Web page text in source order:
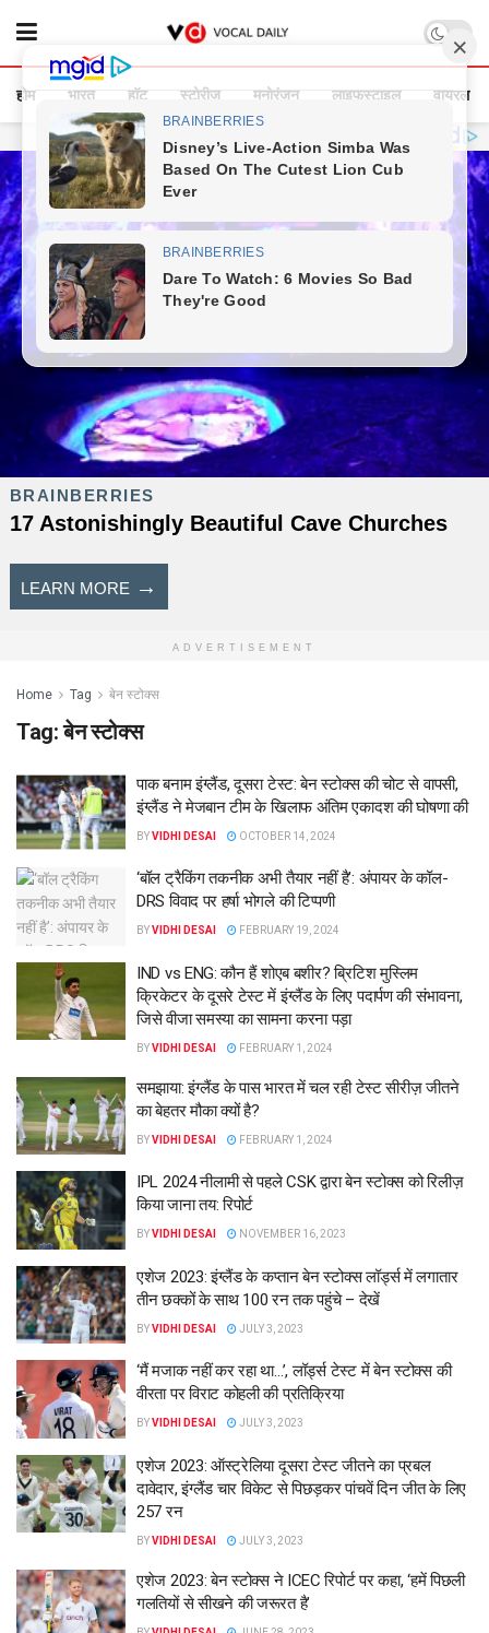
होम भारत हॉट स्टोरीज मनोरंजन लाइफस्टाइल वायरल
ADVERTISEMENT
Home Tag बेन स्टोक्स
Tag:बेन स्टोक्स
पाक बनाम इंग्लैंड, दूसरा टेस्ट: बेन स्टोक्स की चोट से वापसी,
इंग्लैंड ने मेजबान टीम के खिलाफ अंतिम एकादश की घोषणा की
BYVIDHI DESAI OCTOBER 14, 2024
‘बॉल ट्रैकिंग तकनीक अभी तैयार नहीं है’: अंपायर के कॉल-
DRS विवाद पर हर्षा भोगले की टिप्पणी
BYVIDHI DESAI FEBRUARY 19, 2024
IND vs ENG: कौन हैं शोएब बशीर? ब्रिटिश मुस्लिम
क्रिकेटर के दूसरे टेस्ट में इंग्लैंड के लिए पदार्पण की संभावना,
जिसे वीजा समस्या का सामना करना पड़ा
BYVIDHI DESAI FEBRUARY 1, 2024
समझाया: इंग्लैंड के पास भारत में चल रही टेस्ट सीरीज़ जीतने
का बेहतर मौका क्यों है?
BYVIDHI DESAI FEBRUARY 1, 2024
IPL 2024 नीलामी से पहले CSK द्वारा बेन स्टोक्स को रिलीज़
किया जाना तय: रिपोर्ट
BYVIDHI DESAI NOVEMBER 16, 2023
एशेज 2023: इंग्लैंड के कप्तान बेन स्टोक्स लॉर्ड्स में लगातार
तीन छक्कों के साथ 100 रन तक पहुंचे – देखें
BYVIDHI DESAI JULY 3, 2023
‘मैं मजाक नहीं कर रहा था…’, लॉर्ड्स टेस्ट में बेन स्टोक्स की
वीरता पर विराट कोहली की प्रतिक्रिया
BYVIDHI DESAI JULY 3, 2023
एशेज 2023: ऑस्ट्रेलिया दूसरा टेस्ट जीतने का प्रबल
दावेदार, इंग्लैंड चार विकेट से पिछड़कर पांचवें दिन जीत के लिए
257 रन
BYVIDHI DESAI JULY 3, 2023
एशेज 2023: बेन स्टोक्स ने ICEC रिपोर्ट पर कहा, ‘हमें पिछली
गलतियों से सीखने की जरूरत है’